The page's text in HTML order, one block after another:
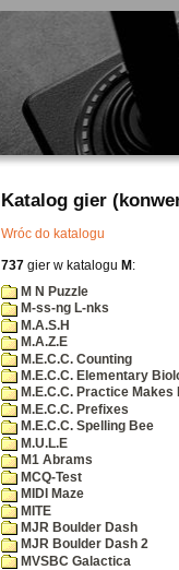
Katalog gier
Wróc do katalogu
737 gier w katalogu M :
M N Puzzle
M-ss-ng L-nks
M.A.S.H
M.A.Z.E
M.E.C.C. Counting
M.E.C.C. Elementary
M.E.C.C. Practice Makes
M.E.C.C. Prefixes
M.E.C.C. Spelling Bee
M.U.L.E
M1 Abrams
MCQ-Test
MIDI Maze
MITE
MJR Boulder Dash
MJR Boulder Dash 2
MVSBC Galactica